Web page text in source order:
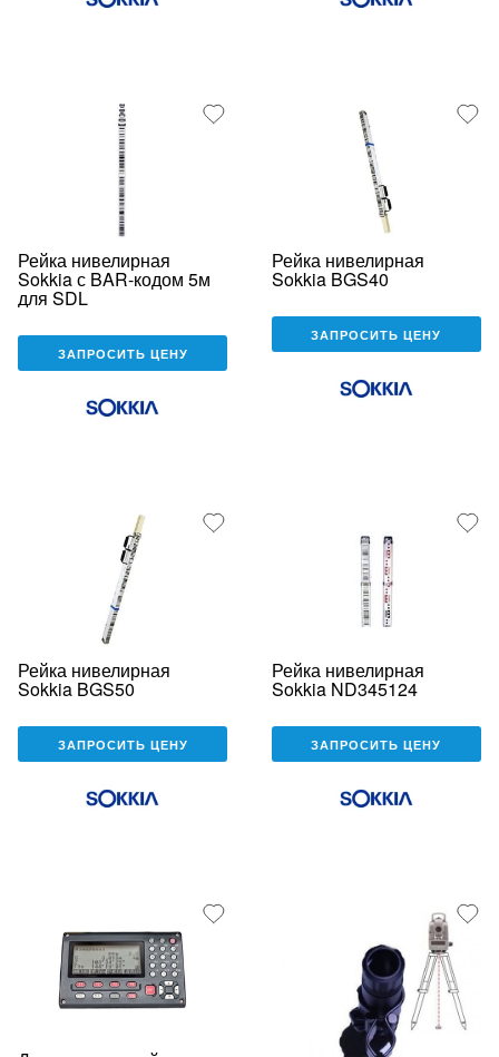
Рейка нивелирная
Sokkia с BAR-кодом 5м
для SDL
ЗАПРОСИТЬ ЦЕНУ
Рейка нивелирная
Sokkia BGS40
ЗАПРОСИТЬ ЦЕНУ
Рейка нивелирная
Sokkia BGS50
ЗАПРОСИТЬ ЦЕНУ
Рейка нивелирная
Sokkia ND345124
ЗАПРОСИТЬ ЦЕНУ